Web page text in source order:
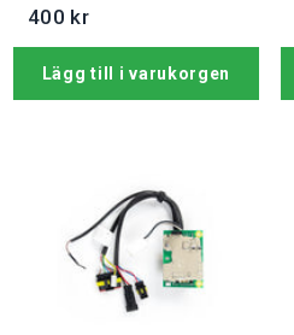
400 kr
Lägg till i varukorgen